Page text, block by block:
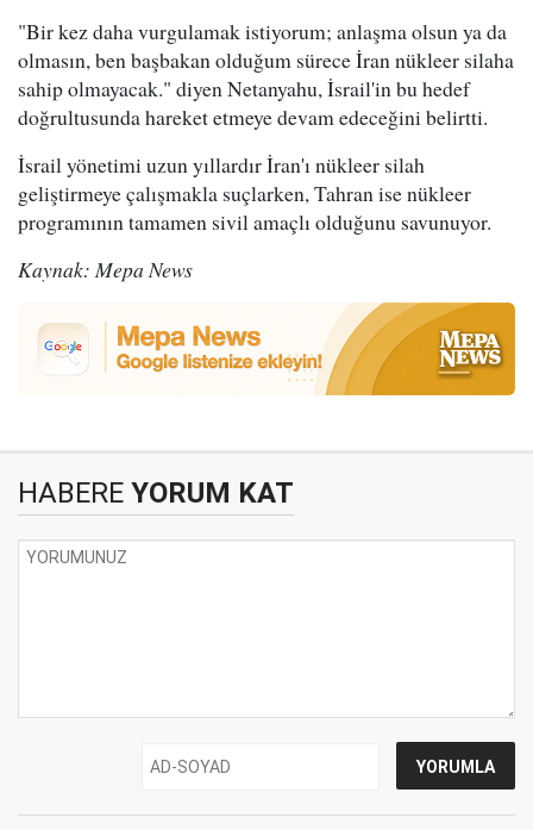
"Bir kez daha vurgulamak istiyorum; anlaşma olsun ya da
olmasın, ben başbakan olduğum sürece İran nükleer silaha
sahip olmayacak." diyen Netanyahu, İsrail'in bu hedef
doğrultusunda hareket etmeye devam edeceğini belirtti.
İsrail yönetimi uzun yıllardır İran'ı nükleer silah
geliştirmeye çalışmakla suçlarken, Tahran ise nükleer
programının tamamen sivil amaçlı olduğunu savunuyor.
Kaynak: Mepa News
HABERE YORUM KAT